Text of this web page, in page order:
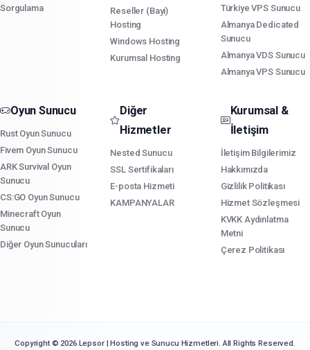
Sorgulama
Reseller (Bayi)
Hosting
Windows Hosting
Kurumsal Hosting
Türkiye VPS Sunucu
Almanya Dedicated
Sunucu
Almanya VDS Sunucu
Almanya VPS Sunucu
Oyun Sunucu
Rust Oyun Sunucu
Fivem Oyun Sunucu
ARK Survival Oyun
Sunucu
CS:GO Oyun Sunucu
Minecraft Oyun
Sunucu
Diğer Oyun Sunucuları
Diğer
Hizmetler
Nested Sunucu
SSL Sertifikaları
E-posta Hizmeti
KAMPANYALAR
Kurumsal &
İletişim
İletişim Bilgilerimiz
Hakkımızda
Gizlilik Politikası
Hizmet Sözleşmesi
KVKK Aydınlatma
Metni
Çerez Politikası
Copyright © 2026 Lepsor | Hosting ve Sunucu Hizmetleri. All Rights Reserved.